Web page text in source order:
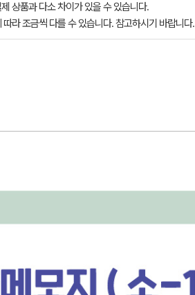
상품과 다소 차이가 있을 수 있습니다.
라 조금씩 다를 수 있습니다. 참고하시기 바랍니다.